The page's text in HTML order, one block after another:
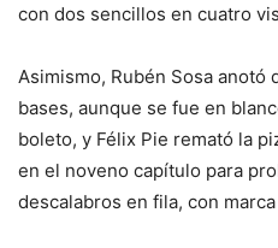
con dos sencillos en cuatro
Asimismo, Rubén Sosa anotó
bases, aunque se fue en
boleto, y Félix Pie remató la
en el noveno capítulo para
descalabros en fila, con